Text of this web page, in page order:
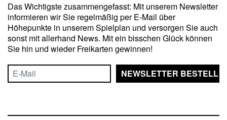
Das Wichtigste zusammengefasst: Mit unserem Newsletter
informieren wir Sie regelmäßig per E-Mail über
Höhepunkte in unserem Spielplan und versorgen Sie auch
sonst mit allerhand News. Mit ein bisschen Glück können
Sie hin und wieder Freikarten gewinnen!